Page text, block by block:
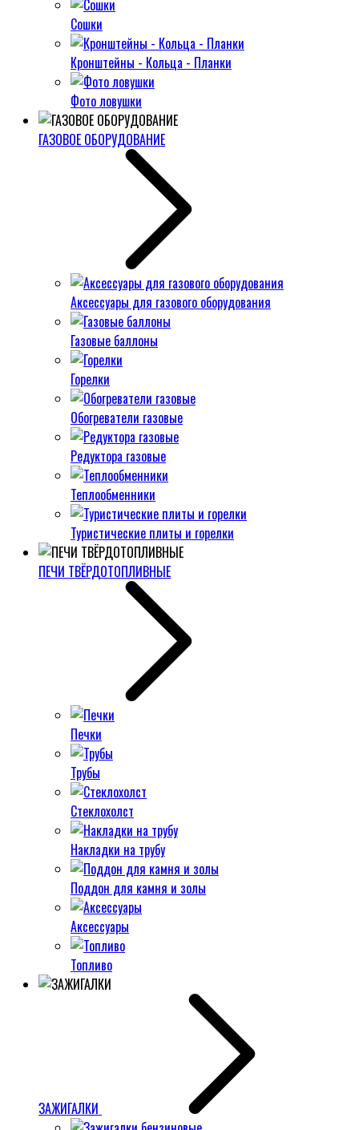
Сошки
Кронштейны - Кольца - Планки
Фото ловушки
ГАЗОВОЕ ОБОРУДОВАНИЕ
Аксессуары для газового оборудования
Газовые баллоны
Горелки
Обогреватели газовые
Редуктора газовые
Теплообменники
Туристические плиты и горелки
ПЕЧИ ТВЁРДОТОПЛИВНЫЕ
Печки
Трубы
Стеклохолст
Накладки на трубу
Поддон для камня и золы
Аксессуары
Топливо
ЗАЖИГАЛКИ